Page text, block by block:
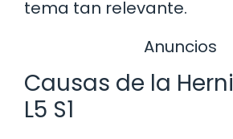
tema tan relevante.
Anuncios
Causas de la
L5 S1